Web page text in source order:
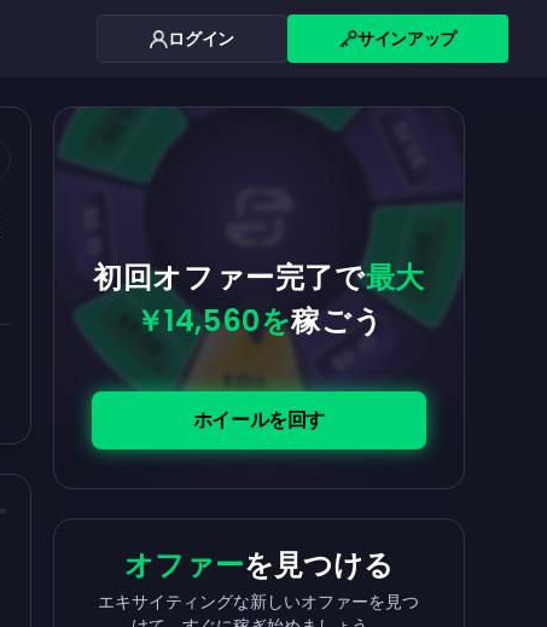
ログイン サインアップ
初回オファー完了で最大
￥14,560を稼ごう
ホイールを回す
$100
$5.00
$5.00
$0.10 $5.00
$5.00
$0.10
オファーを見つける
エキサイティングな新しいオファーを見つ
報酬を獲得
タスクを完了して、残高が増えるのを見
収益を 出金
収益を素早く簡単に引き出せます。